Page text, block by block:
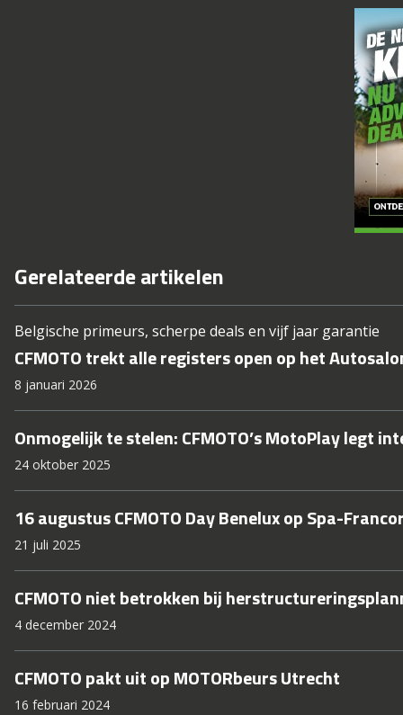
Gerelateerde artikelen
Belgische primeurs, scherpe deals en vijf jaar garantie
CFMOTO trekt alle registers open op het
8 januari 2026
Onmogelijk te stelen: CFMOTO’s MotoPlay legt
24 oktober 2025
16 augustus CFMOTO Day Benelux op Spa-
21 juli 2025
CFMOTO niet betrokken bij
4 december 2024
CFMOTO pakt uit op MOTORbeurs Utrecht
16 februari 2024